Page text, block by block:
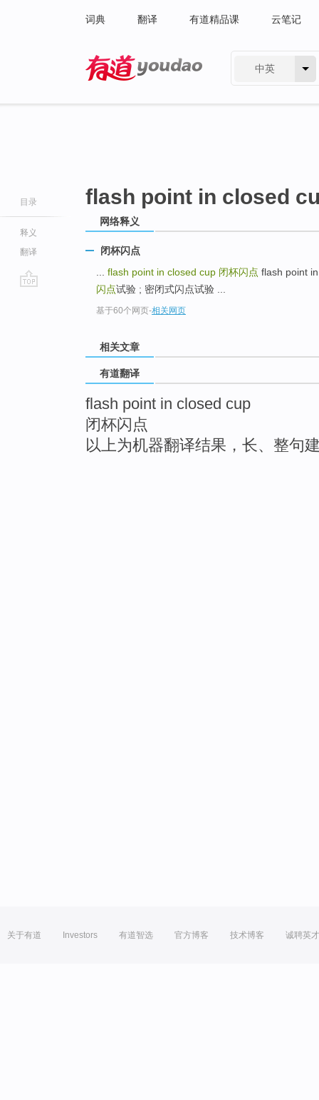
词典 翻译 有道精品课 云笔记
中英
目录
释义
翻译
flash point in closed
网络释义
闭杯闪点
flash point in closed cup 闭杯闪点 flash point
闪点试验 ; 密闭式闪点试验 ...
基于60个网页-相关网页
相关文章
有道翻译
flash point in closed cup
闭杯闪点
以上为机器翻译结果，长、整句
关于有道 Investors 有道智选 官方博客 技术博客 诚聘英才